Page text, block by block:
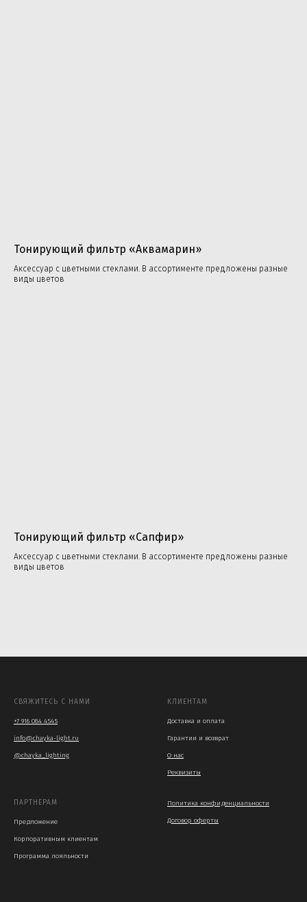
‎Тонирующий фильтр «Аквамарин»
Аксессуар с цветными стеклами. В ассортименте предложены разные
виды цветов
‎Тонирующий фильтр «Сапфир»
Аксессуар с цветными стеклами. В ассортименте предложены разные
виды цветов
СВЯЖИТЕСЬ С НАМИ
+7 916 084 4545
info@chayka-light.ru
@chayka_lighting
КЛИЕНТАМ
Доставка и оплата
Гарантии и возврат
О нас
Реквизиты
ПАРТНЕРАМ
Предложение
Корпоративным клиентам
Программа лояльности
Политика конфиденциальности
Договор оферты